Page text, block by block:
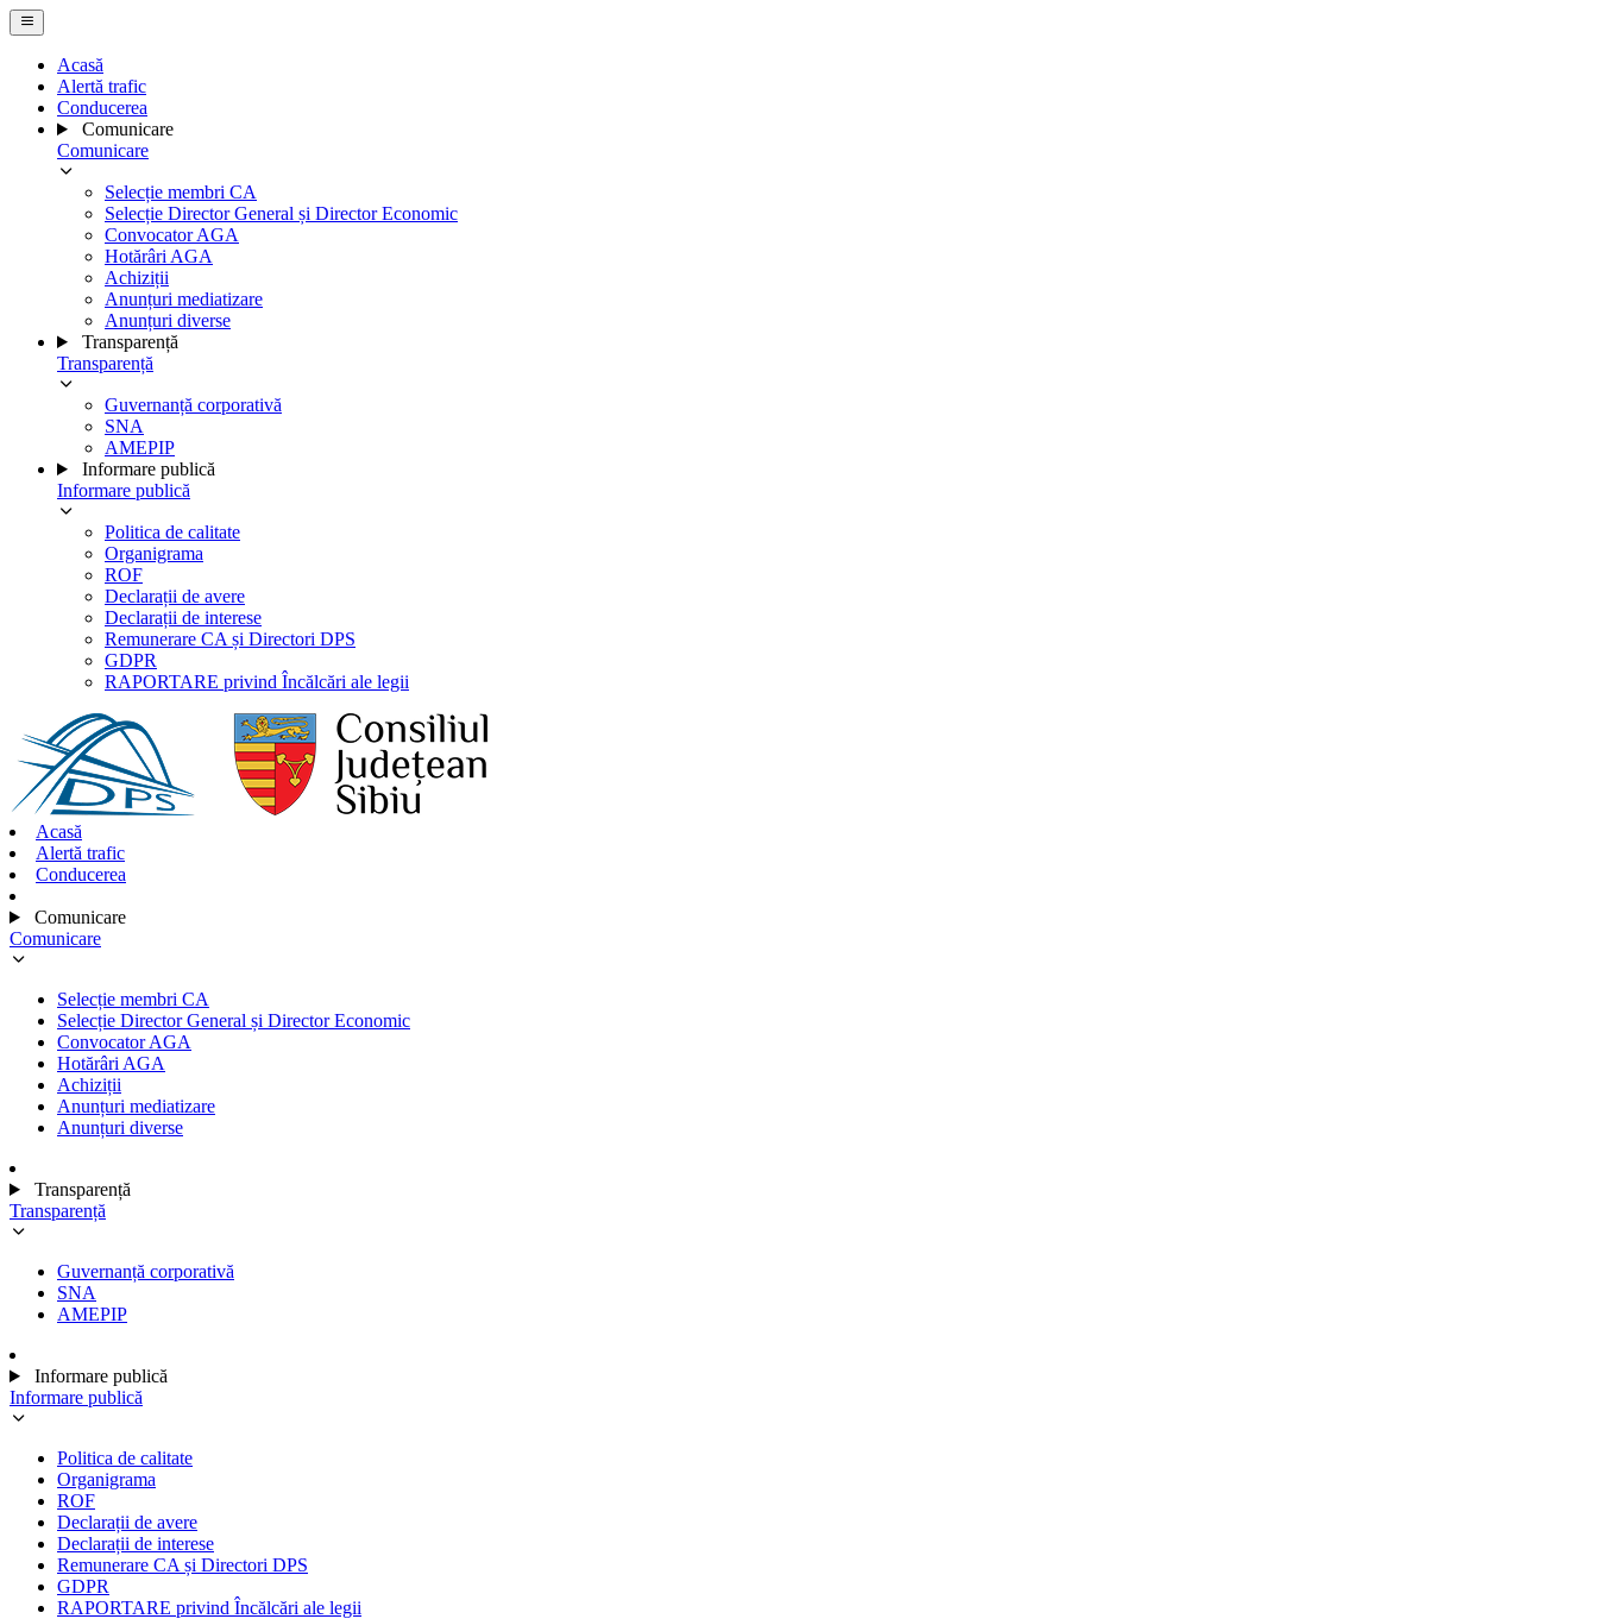
Acasă
Alertă trafic
Conducerea
Comunicare
Comunicare
Selecție membri CA
Selecție Director General și Director Economic
Convocator AGA
Hotărâri AGA
Achiziții
Anunțuri mediatizare
Anunțuri diverse
Transparență
Transparență
Guvernanță corporativă
SNA
AMEPIP
Informare publică
Informare publică
Politica de calitate
Organigrama
ROF
Declarații de avere
Declarații de interese
Remunerare CA și Directori DPS
GDPR
RAPORTARE privind Încălcări ale legii
Acasă
Alertă trafic
Conducerea
Comunicare
Comunicare
Selecție membri CA
Selecție Director General și Director Economic
Convocator AGA
Hotărâri AGA
Achiziții
Anunțuri mediatizare
Anunțuri diverse
Transparență
Transparență
Guvernanță corporativă
SNA
AMEPIP
Informare publică
Informare publică
Politica de calitate
Organigrama
ROF
Declarații de avere
Declarații de interese
Remunerare CA și Directori DPS
GDPR
RAPORTARE privind Încălcări ale legii